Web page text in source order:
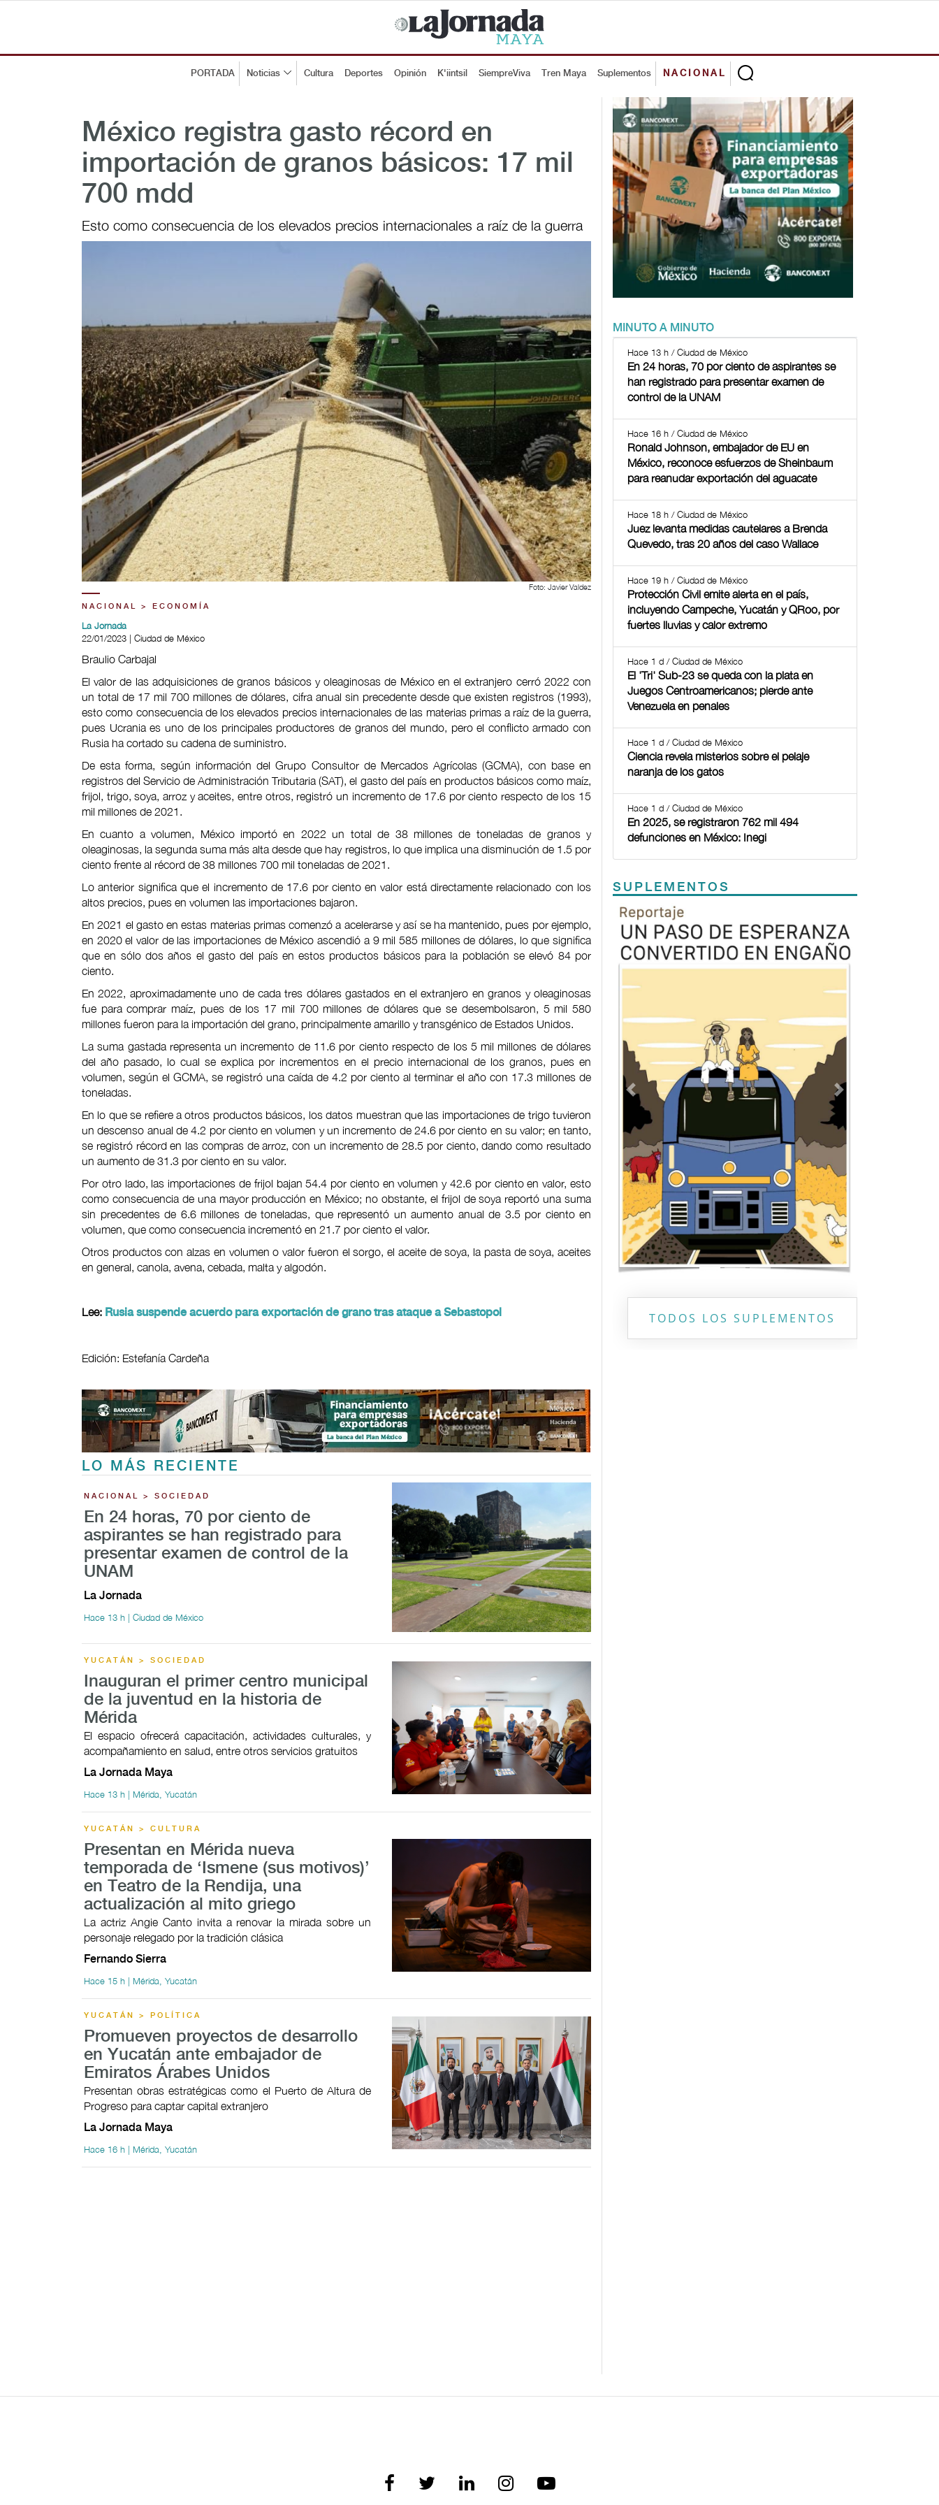
PORTADA Noticias Cultura Deportes Opinión K'iintsil SiempreViva Tren Maya Suplementos NACIONAL
México registra gasto récord en
importación de granos básicos: 17 mil
700 mdd
Esto como consecuencia de los elevados precios internacionales a raíz de la guerra
Foto: Javier Valdez
NACIONAL > ECONOMÍA
La Jornada
22/01/2023 | Ciudad de México
Braulio Carbajal
El valor de las adquisiciones de granos básicos y oleaginosas de México en el extranjero cerró 2022 con
un total de 17 mil 700 millones de dólares, cifra anual sin precedente desde que existen registros (1993),
esto como consecuencia de los elevados precios internacionales de las materias primas a raíz de la guerra,
pues Ucrania es uno de los principales productores de granos del mundo, pero el conflicto armado con
Rusia ha cortado su cadena de suministro.
De esta forma, según información del Grupo Consultor de Mercados Agrícolas (GCMA), con base en
registros del Servicio de Administración Tributaria (SAT), el gasto del país en productos básicos como maíz,
frijol, trigo, soya, arroz y aceites, entre otros, registró un incremento de 17.6 por ciento respecto de los 15
mil millones de 2021.
En cuanto a volumen, México importó en 2022 un total de 38 millones de toneladas de granos y
oleaginosas, la segunda suma más alta desde que hay registros, lo que implica una disminución de 1.5 por
ciento frente al récord de 38 millones 700 mil toneladas de 2021.
Lo anterior significa que el incremento de 17.6 por ciento en valor está directamente relacionado con los
altos precios, pues en volumen las importaciones bajaron.
En 2021 el gasto en estas materias primas comenzó a acelerarse y así se ha mantenido, pues por ejemplo,
en 2020 el valor de las importaciones de México ascendió a 9 mil 585 millones de dólares, lo que significa
que en sólo dos años el gasto del país en estos productos básicos para la población se elevó 84 por
ciento.
En 2022, aproximadamente uno de cada tres dólares gastados en el extranjero en granos y oleaginosas
fue para comprar maíz, pues de los 17 mil 700 millones de dólares que se desembolsaron, 5 mil 580
millones fueron para la importación del grano, principalmente amarillo y transgénico de Estados Unidos.
La suma gastada representa un incremento de 11.6 por ciento respecto de los 5 mil millones de dólares
del año pasado, lo cual se explica por incrementos en el precio internacional de los granos, pues en
volumen, según el GCMA, se registró una caída de 4.2 por ciento al terminar el año con 17.3 millones de
toneladas.
En lo que se refiere a otros productos básicos, los datos muestran que las importaciones de trigo tuvieron
un descenso anual de 4.2 por ciento en volumen y un incremento de 24.6 por ciento en su valor; en tanto,
se registró récord en las compras de arroz, con un incremento de 28.5 por ciento, dando como resultado
un aumento de 31.3 por ciento en su valor.
Por otro lado, las importaciones de frijol bajan 54.4 por ciento en volumen y 42.6 por ciento en valor, esto
como consecuencia de una mayor producción en México; no obstante, el frijol de soya reportó una suma
sin precedentes de 6.6 millones de toneladas, que representó un aumento anual de 3.5 por ciento en
volumen, que como consecuencia incrementó en 21.7 por ciento el valor.
Otros productos con alzas en volumen o valor fueron el sorgo, el aceite de soya, la pasta de soya, aceites
en general, canola, avena, cebada, malta y algodón.
Lee: Rusia suspende acuerdo para exportación de grano tras ataque a Sebastopol
Edición: Estefanía Cardeña
LO MÁS RECIENTE
NACIONAL > SOCIEDAD
En 24 horas, 70 por ciento de
aspirantes se han registrado para
presentar examen de control de la
UNAM
La Jornada
Hace 13 h | Ciudad de México
YUCATÁN > SOCIEDAD
Inauguran el primer centro municipal
de la juventud en la historia de
Mérida
El espacio ofrecerá capacitación, actividades culturales, y
acompañamiento en salud, entre otros servicios gratuitos
La Jornada Maya
Hace 13 h | Mérida, Yucatán
YUCATÁN > CULTURA
Presentan en Mérida nueva
temporada de ‘Ismene (sus motivos)’
en Teatro de la Rendija, una
actualización al mito griego
La actriz Angie Canto invita a renovar la mirada sobre un
personaje relegado por la tradición clásica
Fernando Sierra
Hace 15 h | Mérida, Yucatán
YUCATÁN > POLÍTICA
Promueven proyectos de desarrollo
en Yucatán ante embajador de
Emiratos Árabes Unidos
Presentan obras estratégicas como el Puerto de Altura de
Progreso para captar capital extranjero
La Jornada Maya
Hace 16 h | Mérida, Yucatán
MINUTO A MINUTO
Hace 13 h / Ciudad de México
En 24 horas, 70 por ciento de aspirantes se
han registrado para presentar examen de
control de la UNAM
Hace 16 h / Ciudad de México
Ronald Johnson, embajador de EU en
México, reconoce esfuerzos de Sheinbaum
para reanudar exportación del aguacate
Hace 18 h / Ciudad de México
Juez levanta medidas cautelares a Brenda
Quevedo, tras 20 años del caso Wallace
Hace 19 h / Ciudad de México
Protección Civil emite alerta en el país,
incluyendo Campeche, Yucatán y QRoo, por
fuertes lluvias y calor extremo
Hace 1 d / Ciudad de México
El 'Tri' Sub-23 se queda con la plata en
Juegos Centroamericanos; pierde ante
Venezuela en penales
Hace 1 d / Ciudad de México
Ciencia revela misterios sobre el pelaje
naranja de los gatos
Hace 1 d / Ciudad de México
En 2025, se registraron 762 mil 494
defunciones en México: Inegi
SUPLEMENTOS
Previous Next
TODOS LOS SUPLEMENTOS